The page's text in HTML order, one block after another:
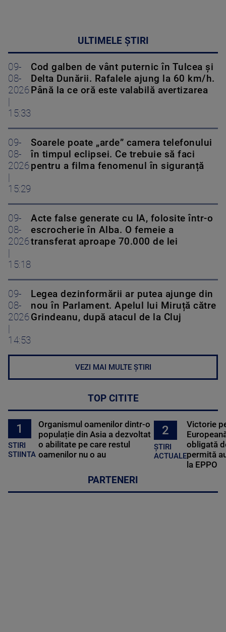
ULTIMELE ȘTIRI
09-
08-
2026
15:33
Cod galben de vânt puternic în Tulcea și
Delta Dunării. Rafalele ajung la 60 km/h.
Până la ce oră este valabilă avertizarea
09-
08-
2026
15:29
Soarele poate „arde” camera telefonului
în timpul eclipsei. Ce trebuie să faci
pentru a filma fenomenul în siguranță
09-
08-
2026
15:18
Acte false generate cu IA, folosite într-o
escrocherie în Alba. O femeie a
transferat aproape 70.000 de lei
09-
08-
2026
14:53
Legea dezinformării ar putea ajunge din
nou în Parlament. Apelul lui Miruță către
Grindeanu, după atacul de la Cluj
VEZI MAI MULTE ȘTIRI
TOP CITITE
1
STIRI
STIINTA
Organismul oamenilor dintr-o
populație din Asia a dezvoltat
o abilitate pe care restul
oamenilor nu o au
2
ȘTIRI
ACTUALE
Victorie
obligată
permită
la EPPO
PARTENERI